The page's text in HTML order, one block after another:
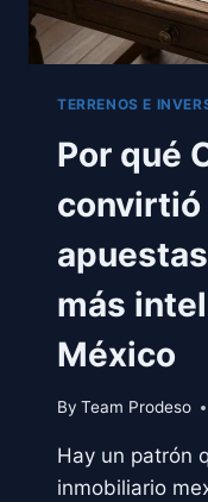
TERRENOS E
Por qué
convirtió
más
México
By Team Prodeso
Hay un patrón
inmobiliario